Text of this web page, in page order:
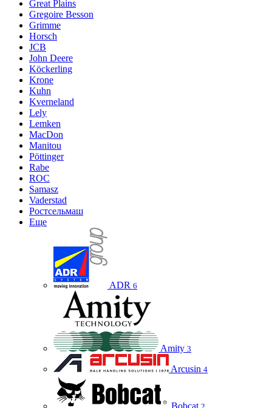
Great Plains
Gregoire Besson
Grimme
Horsch
JCB
John Deere
Köckerling
Krone
Kuhn
Kverneland
Lely
Lemken
MacDon
Manitou
Pöttinger
Rabe
ROC
Samasz
Vaderstad
Ростсельмаш
Еще
ADR 6
Amity 3
Arcusin 4
Bobcat